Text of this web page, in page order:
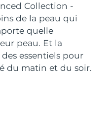
Collection -
de la peau qui
quelle
peau. Et la
essentiels pour
du matin et du soir.